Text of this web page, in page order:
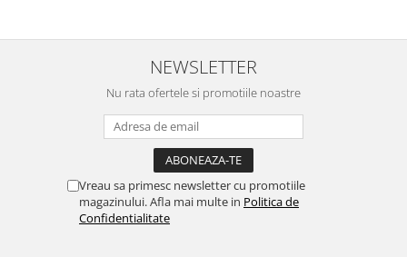
NEWSLETTER
Nu rata ofertele si promotiile noastre
Vreau sa primesc newsletter cu promotiile
magazinului. Afla mai multe in Politica de
Confidentialitate